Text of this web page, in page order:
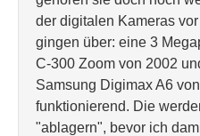
der digitalen Kameras
gingen über: eine 3
C-300 Zoom von 2002
Samsung Digimax A6
funktionierend. Die
"ablagern", bevor ich